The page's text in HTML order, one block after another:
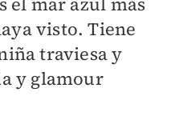
visto. Tiene
traviesa y
y glamour